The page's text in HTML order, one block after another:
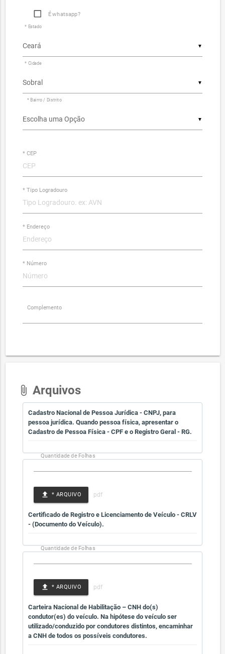
É whatsapp?
▼
* Estado
▼
* Cidade
▼
* Bairro / Distrito
* CEP
* Tipo Logradouro
* Endereço
* Número
Complemento
attach_file Arquivos
Cadastro Nacional de Pessoa Jurídica - CNPJ, para
pessoa jurídica. Quando pessoa física, apresentar o
Cadastro de Pessoa Física - CPF e o Registro Geral - RG.
Quantidade de Folhas
* ARQUIVO
file_upload
Certificado de Registro e Licenciamento de Veículo - CRLV
- (Documento do Veículo).
Quantidade de Folhas
* ARQUIVO
file_upload
Carteira Nacional de Habilitação – CNH do(s)
condutor(es) do veículo. Na hipótese do veículo ser
utilizado/conduzido por condutores distintos, encaminhar
a CNH de todos os possíveis condutores.